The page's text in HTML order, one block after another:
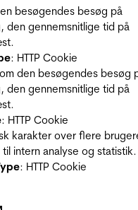
besøgendes besøg på
den gennemsnitlige tid på
: HTTP Cookie
den besøgendes besøg
den gennemsnitlige tid på
: HTTP Cookie
karakter over flere
intern analyse og statistik.
: HTTP Cookie